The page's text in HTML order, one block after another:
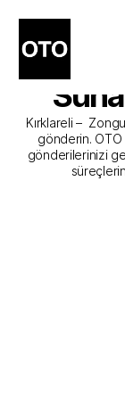
Kargo
Kırklareli –
gönderin. OTO
gönderilerinizi